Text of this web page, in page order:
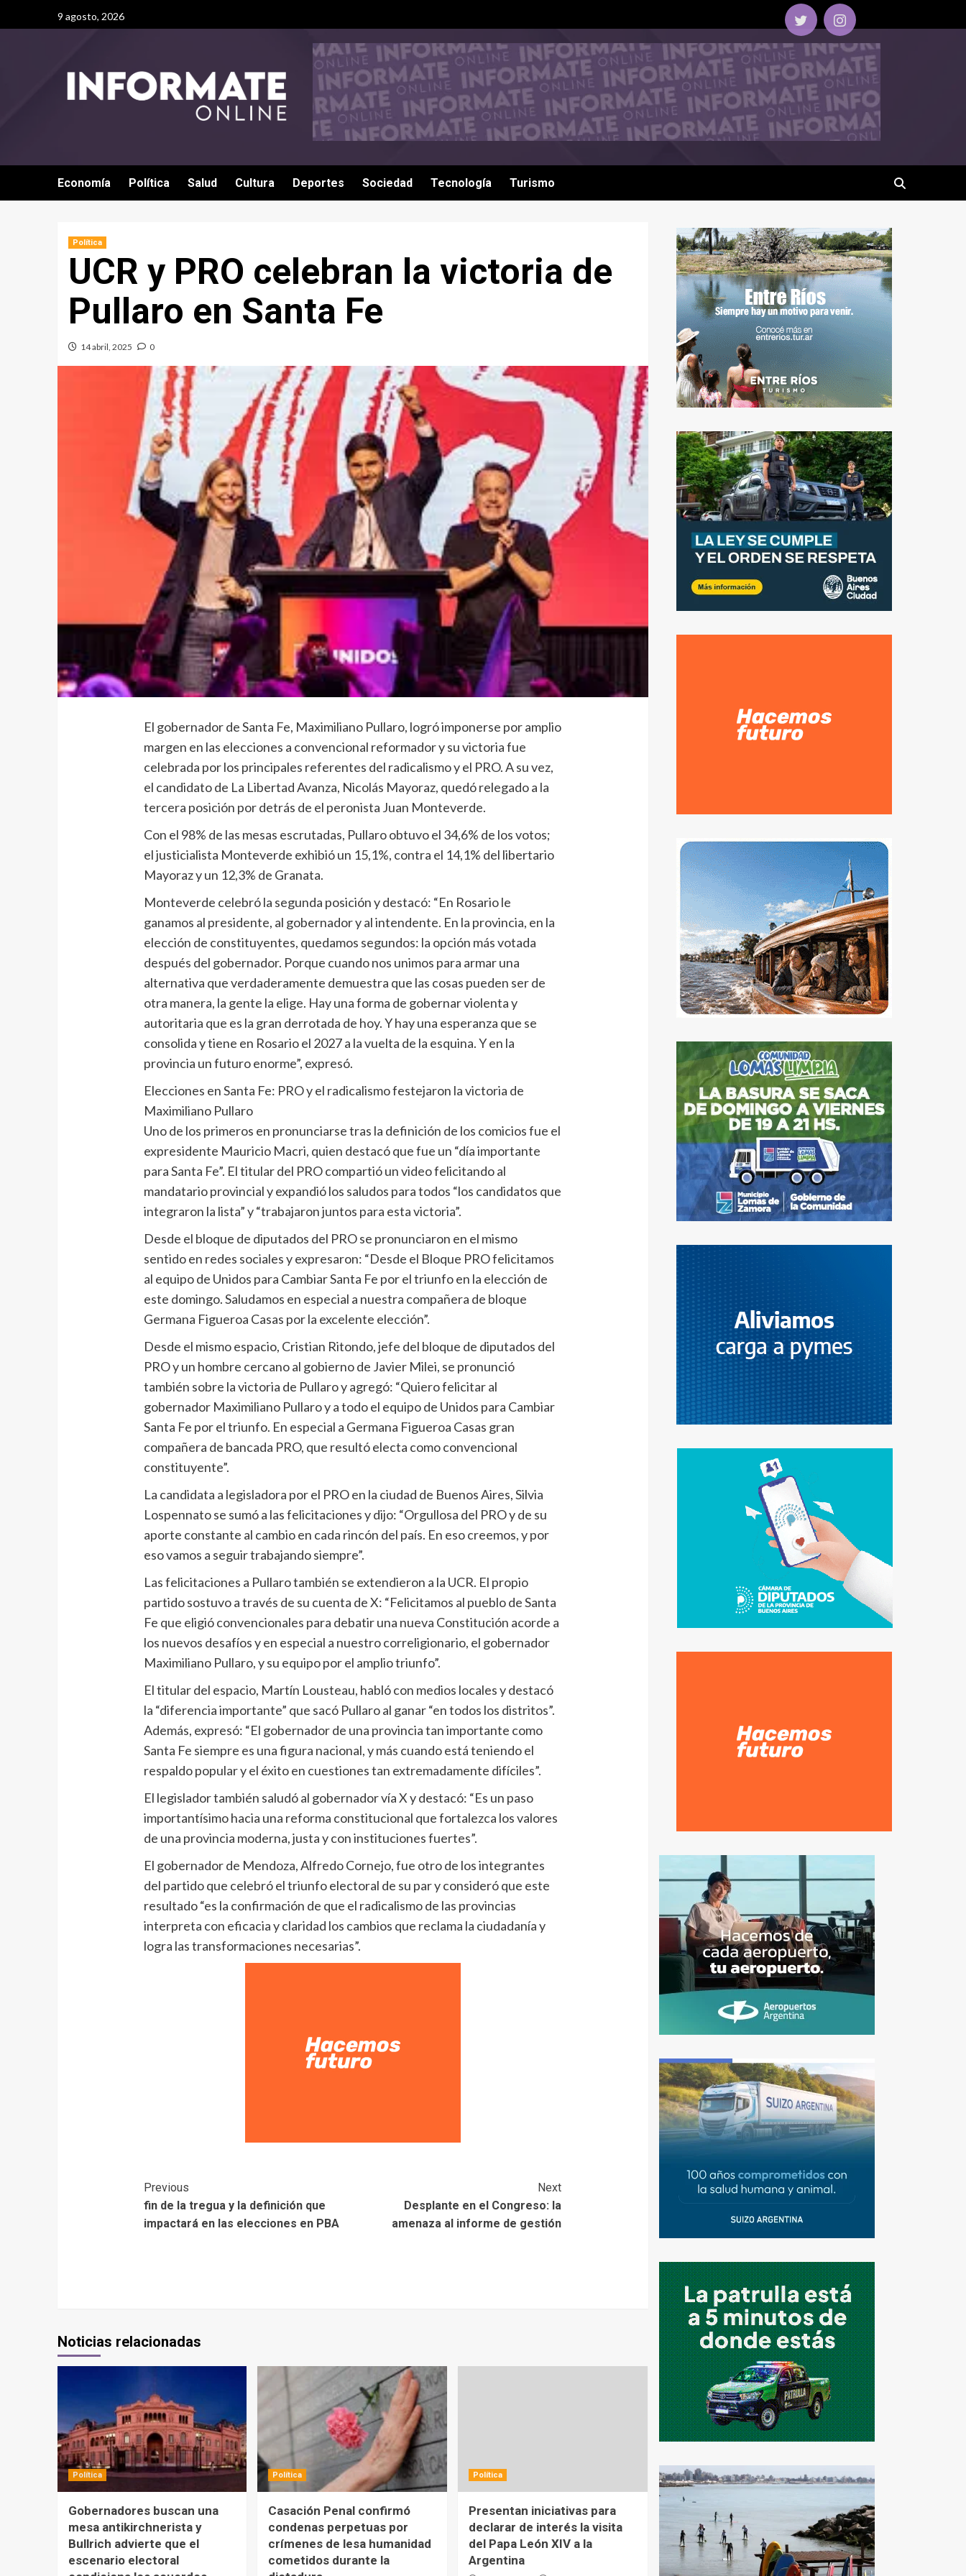
9 agosto, 2026
Economía Política Salud Cultura Deportes Sociedad Tecnología Turismo
Política
UCR y PRO celebran la victoria de
Pullaro en Santa Fe
14 abril, 2025 0
El gobernador de Santa Fe, Maximiliano Pullaro, logró imponerse por amplio
margen en las elecciones a convencional reformador y su victoria fue
celebrada por los principales referentes del radicalismo y el PRO. A su vez,
el candidato de La Libertad Avanza, Nicolás Mayoraz, quedó relegado a la
tercera posición por detrás de el peronista Juan Monteverde.
Con el 98% de las mesas escrutadas, Pullaro obtuvo el 34,6% de los votos;
el justicialista Monteverde exhibió un 15,1%, contra el 14,1% del libertario
Mayoraz y un 12,3% de Granata.
Monteverde celebró la segunda posición y destacó: “En Rosario le
ganamos al presidente, al gobernador y al intendente. En la provincia, en la
elección de constituyentes, quedamos segundos: la opción más votada
después del gobernador. Porque cuando nos unimos para armar una
alternativa que verdaderamente demuestra que las cosas pueden ser de
otra manera, la gente la elige. Hay una forma de gobernar violenta y
autoritaria que es la gran derrotada de hoy. Y hay una esperanza que se
consolida y tiene en Rosario el 2027 a la vuelta de la esquina. Y en la
provincia un futuro enorme”, expresó.
Elecciones en Santa Fe: PRO y el radicalismo festejaron la victoria de
Maximiliano Pullaro
Uno de los primeros en pronunciarse tras la definición de los comicios fue el
expresidente Mauricio Macri, quien destacó que fue un “día importante
para Santa Fe”. El titular del PRO compartió un video felicitando al
mandatario provincial y expandió los saludos para todos “los candidatos que
integraron la lista” y “trabajaron juntos para esta victoria”.
Desde el bloque de diputados del PRO se pronunciaron en el mismo
sentido en redes sociales y expresaron: “Desde el Bloque PRO felicitamos
al equipo de Unidos para Cambiar Santa Fe por el triunfo en la elección de
este domingo. Saludamos en especial a nuestra compañera de bloque
Germana Figueroa Casas por la excelente elección”.
Desde el mismo espacio, Cristian Ritondo, jefe del bloque de diputados del
PRO y un hombre cercano al gobierno de Javier Milei, se pronunció
también sobre la victoria de Pullaro y agregó: “Quiero felicitar al
gobernador Maximiliano Pullaro y a todo el equipo de Unidos para Cambiar
Santa Fe por el triunfo. En especial a Germana Figueroa Casas gran
compañera de bancada PRO, que resultó electa como convencional
constituyente”.
La candidata a legisladora por el PRO en la ciudad de Buenos Aires, Silvia
Lospennato se sumó a las felicitaciones y dijo: “Orgullosa del PRO y de su
aporte constante al cambio en cada rincón del país. En eso creemos, y por
eso vamos a seguir trabajando siempre”.
Las felicitaciones a Pullaro también se extendieron a la UCR. El propio
partido sostuvo a través de su cuenta de X: “Felicitamos al pueblo de Santa
Fe que eligió convencionales para debatir una nueva Constitución acorde a
los nuevos desafíos y en especial a nuestro correligionario, el gobernador
Maximiliano Pullaro, y su equipo por el amplio triunfo”.
El titular del espacio, Martín Lousteau, habló con medios locales y destacó
la “diferencia importante” que sacó Pullaro al ganar “en todos los distritos”.
Además, expresó: “El gobernador de una provincia tan importante como
Santa Fe siempre es una figura nacional, y más cuando está teniendo el
respaldo popular y el éxito en cuestiones tan extremadamente difíciles”.
El legislador también saludó al gobernador vía X y destacó: “Es un paso
importantísimo hacia una reforma constitucional que fortalezca los valores
de una provincia moderna, justa y con instituciones fuertes”.
El gobernador de Mendoza, Alfredo Cornejo, fue otro de los integrantes
del partido que celebró el triunfo electoral de su par y consideró que este
resultado “es la confirmación de que el radicalismo de las provincias
interpreta con eficacia y claridad los cambios que reclama la ciudadanía y
logra las transformaciones necesarias”.
Previous
fin de la tregua y la definición que
impactará en las elecciones en PBA
Next
Desplante en el Congreso: la
amenaza al informe de gestión
Noticias relacionadas
Política
Gobernadores buscan una
mesa antikirchnerista y
Bullrich advierte que el
escenario electoral
Política
Casación Penal confirmó
condenas perpetuas por
crímenes de lesa humanidad
cometidos durante la
Política
Presentan iniciativas para
declarar de interés la visita
del Papa León XIV a la
Argentina